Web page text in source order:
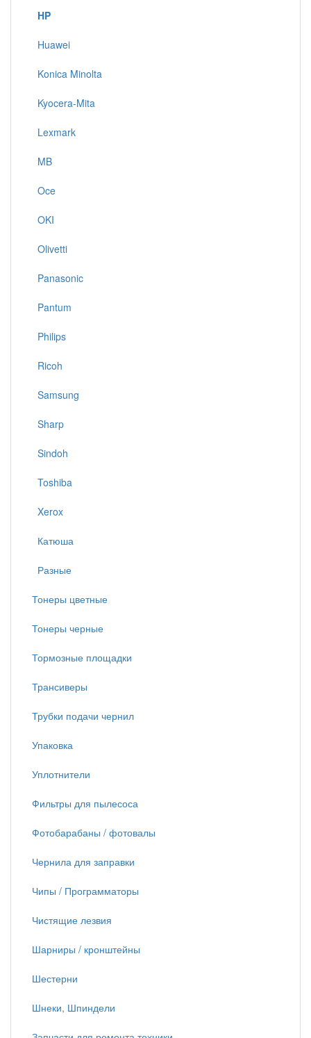
HP
Huawei
Konica Minolta
Kyocera-Mita
Lexmark
MB
Oce
OKI
Olivetti
Panasonic
Pantum
Philips
Ricoh
Samsung
Sharp
Sindoh
Toshiba
Xerox
Катюша
Разные
Тонеры цветные
Тонеры черные
Тормозные площадки
Трансиверы
Трубки подачи чернил
Упаковка
Уплотнители
Фильтры для пылесоса
Фотобарабаны / фотовалы
Чернила для заправки
Чипы / Программаторы
Чистящие лезвия
Шарниры / кронштейны
Шестерни
Шнеки, Шпиндели